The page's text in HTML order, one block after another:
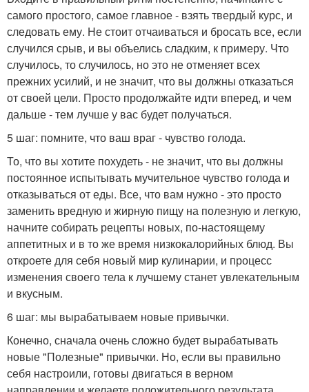
самого простого, самое главное - взять твердый курс, и
следовать ему. Не стоит отчаиваться и бросать все, если
случился срыв, и вы объелись сладким, к примеру. Что
случилось, то случилось, но это не отменяет всех
прежних усилий, и не значит, что вы должны отказаться
от своей цели. Просто продолжайте идти вперед, и чем
дальше - тем лучше у вас будет получаться.
5 шаг: помните, что ваш враг - чувство голода.
То, что вы хотите похудеть - не значит, что вы должны
постоянное испытывать мучительное чувство голода и
отказываться от еды. Все, что вам нужно - это просто
заменить вредную и жирную пищу на полезную и легкую,
начните собирать рецепты новых, по-настоящему
аппетитных и в то же время низкокалорийных блюд. Вы
откроете для себя новый мир кулинарии, и процесс
изменения своего тела к лучшему станет увлекательным
и вкусным.
6 шаг: мы вырабатываем новые привычки.
Конечно, сначала очень сложно будет вырабатывать
новые "Полезные" привычки. Но, если вы правильно
себя настроили, готовы двигаться в верном